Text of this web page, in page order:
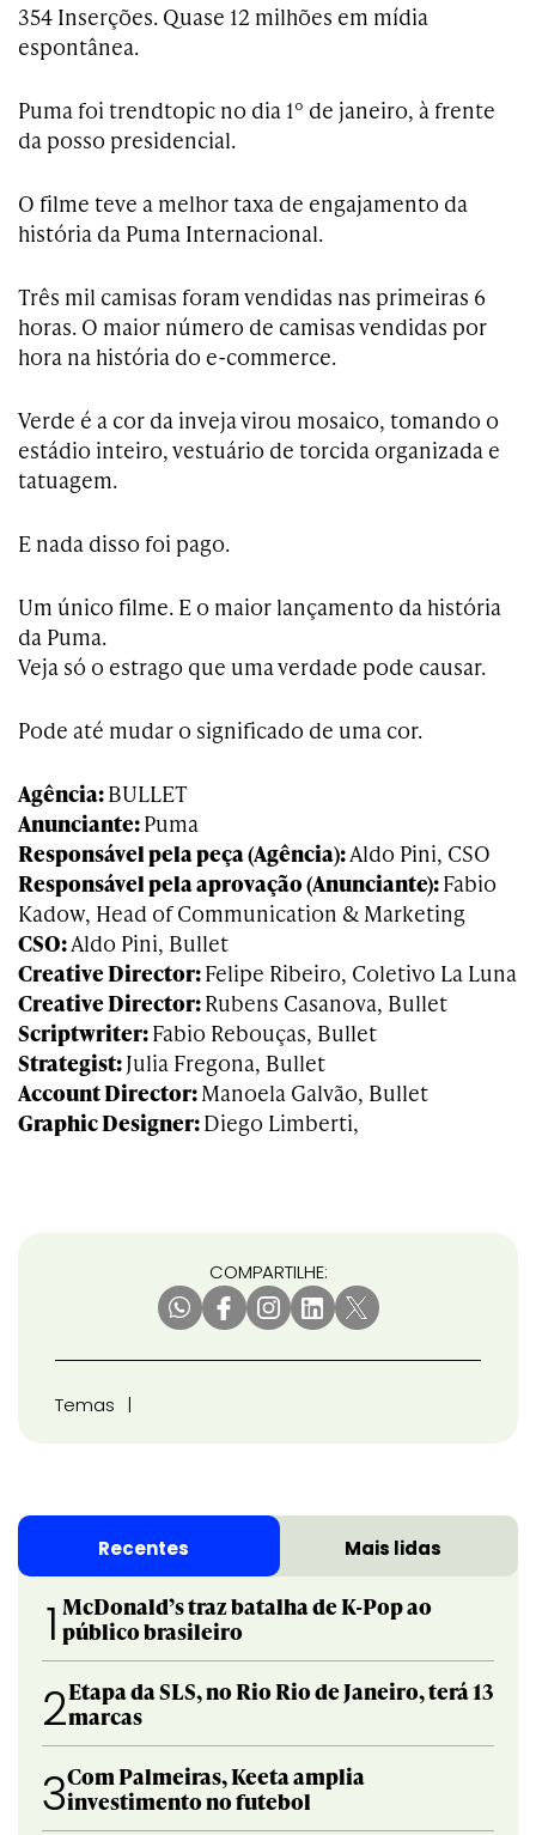
354 Inserções. Quase 12 milhões em mídia
espontânea.
Puma foi trendtopic no dia 1º de janeiro, à frente
da posso presidencial.
O filme teve a melhor taxa de engajamento da
história da Puma Internacional.
Três mil camisas foram vendidas nas primeiras 6
horas. O maior número de camisas vendidas por
hora na história do e-commerce.
Verde é a cor da inveja virou mosaico, tomando o
estádio inteiro, vestuário de torcida organizada e
tatuagem.
E nada disso foi pago.
Um único filme. E o maior lançamento da história
da Puma.
Veja só o estrago que uma verdade pode causar.
Pode até mudar o significado de uma cor.
Agência:BULLET
Anunciante:Puma
Responsável pela peça (Agência):Aldo Pini, CSO
Responsável pela aprovação (Anunciante):Fabio
Kadow, Head of Communication & Marketing
CSO:Aldo Pini, Bullet
Creative Director:Felipe Ribeiro, Coletivo La Luna
Creative Director:Rubens Casanova, Bullet
Scriptwriter:Fabio Rebouças, Bullet
Strategist:Julia Fregona, Bullet
Account Director:Manoela Galvão, Bullet
Graphic Designer:Diego Limberti,
COMPARTILHE:
Temas
Recentes Mais lidas
1 McDonald’s traz batalha de K-Pop ao
público brasileiro
2Etapa da SLS, no Rio Rio de Janeiro, terá 13
marcas
3Com Palmeiras, Keeta amplia
investimento no futebol